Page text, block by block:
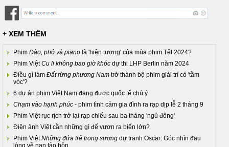
+ XEM THÊM
Phim Đào, phở và piano là 'hiện tượng' của mùa phim Tết 2024?
Phim ViệtCu li không bao giờ khóc dự thi LHP Berlin năm 2024
Điều gì làm Đất rừng phương Nam trở thành bộ phim giải trí có 'tầm
vóc'?
6 dự án phim Việt Nam đang được quốc tế chú ý
Chạm vào hạnh phúc - phim tình cảm gia đình ra rạp dịp lễ 2 tháng 9
Phim Việt rục rịch trở lại rạp chiếu sau ba tháng 'ngủ đông'
Điện ảnh Việt cần những gì để vươn ra biển lớn?
Phim ViệtNhững đứa trẻ trong sương dự tranh Oscar: Góc nhìn đau
lòng về nạn tảo hôn